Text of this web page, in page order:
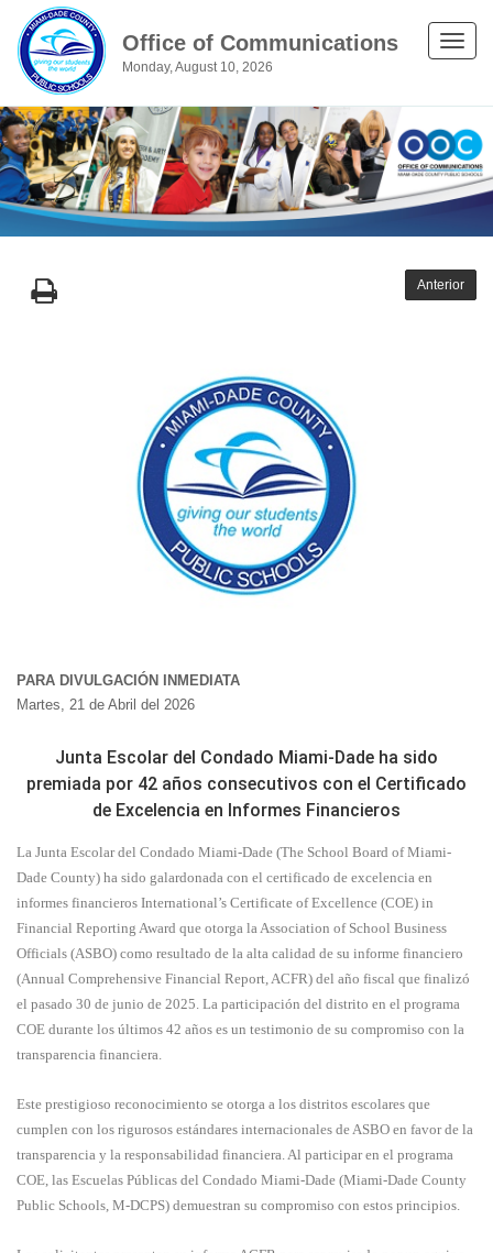
Office of Communications
Monday, August 10, 2026
Toggle
Anterior
PARA DIVULGACIÓN INMEDIATA
Martes, 21 de Abril del 2026
Junta Escolar del Condado Miami-Dade ha sido
premiada por 42 años consecutivos con el Certificado
de Excelencia en Informes Financieros
La Junta Escolar del Condado Miami-Dade (The School Board of Miami-
Dade County) ha sido galardonada con el certificado de excelencia en
informes financieros International’s Certificate of Excellence (COE) in
Financial Reporting Award que otorga la Association of School Business
Officials (ASBO) como resultado de la alta calidad de su informe financiero
(Annual Comprehensive Financial Report, ACFR) del año fiscal que finalizó
el pasado 30 de junio de 2025. La participación del distrito en el programa
COE durante los últimos 42 años es un testimonio de su compromiso con la
transparencia financiera.
Este prestigioso reconocimiento se otorga a los distritos escolares que
cumplen con los rigurosos estándares internacionales de ASBO en favor de la
transparencia y la responsabilidad financiera. Al participar en el programa
COE, las Escuelas Públicas del Condado Miami-Dade (Miami-Dade County
Public Schools, M-DCPS) demuestran su compromiso con estos principios.